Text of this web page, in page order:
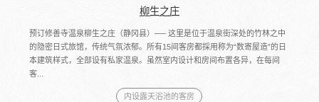
柳生之庄
预订修善寺温泉柳生之庄（静冈县）── 这里是位于温泉街深处的竹林之中
的隐密日式旅馆，传统气氛浓郁。所有15间客房都採用称为“数寄屋造”的日
本建筑样式，全部设有私家温泉。虽然室内设计和房间布置各异，在每间
客...
内设露天浴池的客房